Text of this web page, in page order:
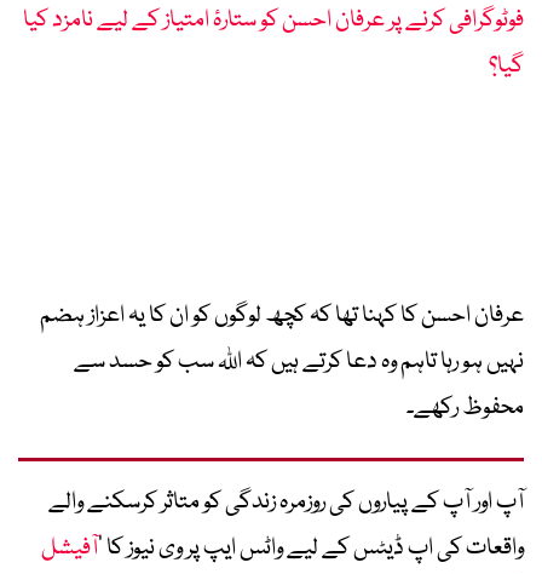
فوٹوگرافی کرنے پر عرفان احسن کو ستارۂ امتیاز کے لیے نامزد کیا
گیا؟
عرفان احسن کا کہنا تھا کہ کچھ لوگوں کو ان کا یہ اعزاز ہضم
نہیں ہو رہا تاہم وہ دعا کرتے ہیں کہ اللہ سب کو حسد سے
محفوظ رکھے۔
آپ اور آپ کے پیاروں کی روزمرہ زندگی کو متاثر کرسکنے والے
واقعات کی اپ ڈیٹس کے لیے واٹس ایپ پر وی نیوز کا ’آفیشل